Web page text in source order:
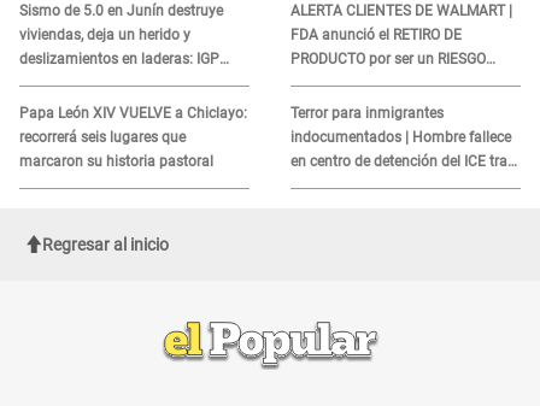
Sismo de 5.0 en Junín destruye
viviendas, deja un herido y
deslizamientos en laderas: IGP
alerta sobre posibles réplicas
Papa León XIV VUELVE a Chiclayo:
recorrerá seis lugares que
marcaron su historia pastoral
ALERTA CLIENTES DE WALMART |
FDA anunció el RETIRO DE
PRODUCTO por ser un RIESGO
MORTAL para consumidores: ¿Cuál
es?
Terror para inmigrantes
indocumentados | Hombre fallece
en centro de detención del ICE tras
sufrir una "emergencia médica"
Regresar al inicio